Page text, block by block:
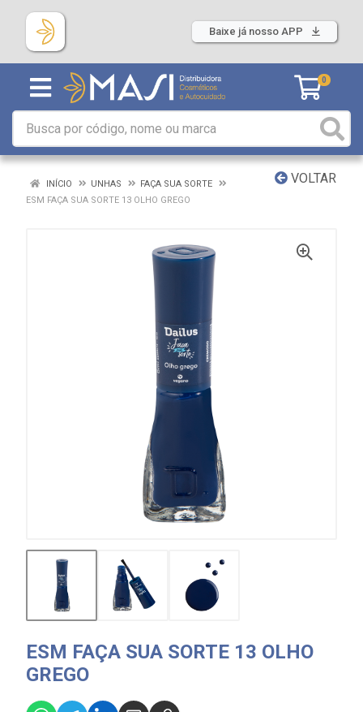
Baixe já nosso APP
0
VOLTAR
INÍCIO UNHAS
FAÇA SUA SORTE
ESM FAÇA SUA SORTE 13 OLHO GREGO
ESM FAÇA SUA SORTE 13 OLHO
GREGO